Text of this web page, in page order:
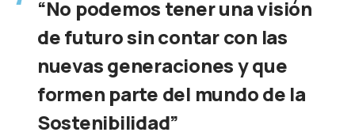
“No podemos tener una visión
de futuro sin contar con las
nuevas generaciones y que
formen parte del mundo de la
Sostenibilidad”